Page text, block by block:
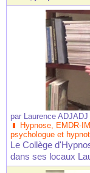
par Laurence ADJADJ
Hypnose, EMDR-
psychologue et
Le Collège
dans ses locaux